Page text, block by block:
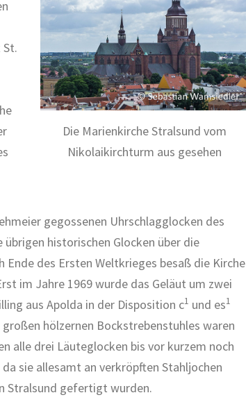
Die Marienkirche Stralsund vom
Nikolaikirchturm aus gesehen
gegossenen Uhrschlagglocken des
historischen Glocken über die
Ende des Ersten Weltkrieges besaß die Kirche
im Jahre 1969 wurde das Geläut um zwei
aus Apolda in der Disposition c1 und es1
hölzernen Bockstrebenstuhles waren
alle drei Läuteglocken bis vor kurzem noch
sie allesamt an verkröpften Stahljochen
Stralsund gefertigt wurden.